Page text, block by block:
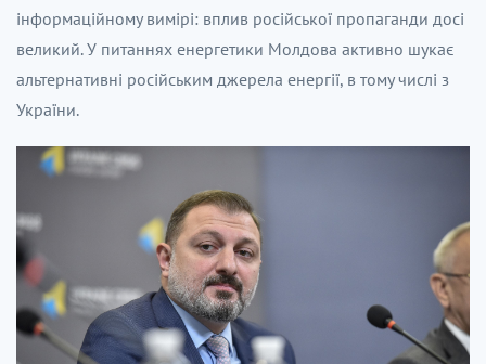
інформаційному вимірі: вплив російської пропаганди досі
великий. У питаннях енергетики Молдова активно шукає
альтернативні російським джерела енергії, в тому числі з
України.